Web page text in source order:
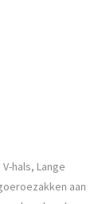
hals, Lange
aan